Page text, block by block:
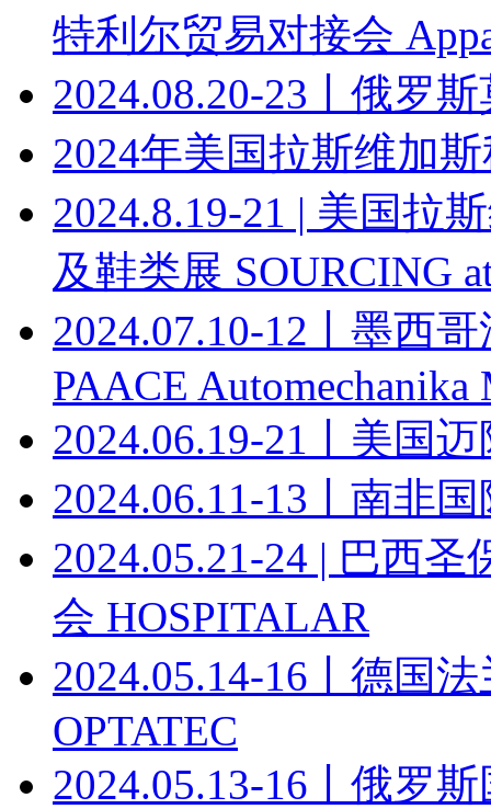
特利尔贸易对接会
2024.08.20-23丨俄罗
2024年美国拉斯维加
2024.8.19-21 | 美国拉
及鞋类展 SOURCING
2024.07.10-12丨墨西
PAACE Automechanika
2024.06.19-21丨美国
2024.06.11-13丨南非
2024.05.21-24 | 巴西
会 HOSPITALAR
2024.05.14-16丨德国
OPTATEC
2024.05.13-16丨俄罗